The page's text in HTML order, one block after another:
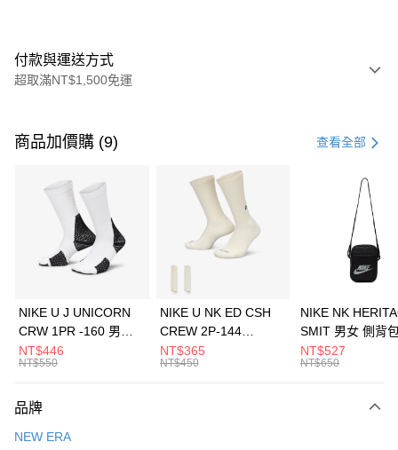
付款與運送方式
超取滿NT$1,500免運
信用卡一次付款
3 期 0 利率 每期 21家銀行
合作金庫商業銀行
第一商業銀行
華南商業銀行
彰化商業銀行
上海商業儲蓄銀行
元大商業銀行
台灣樂天信用卡公司
Apple Pay
全盈+PAY
AFTEE先享後付
【關於「AFTEE先享後付」】
便利好安心！
運送方式
商品加價購 (9) 查看全部
NIKE U J UNICORN
CRW 1PR -160 男女
中統襪 FZ3393100
NT$446
NT$550
NIKE U NK ED CSH
CREW 2P-144
EMBRDY 男女 短統襪
FZ3073133
NT$365
NT$450
NIKE NK
SMIT 男女 側背
BA5871010
NT$527
NT$650
品牌
NEW ERA